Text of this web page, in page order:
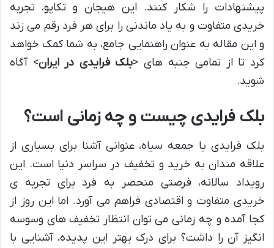
پیشنهادات را شکار کنند. این هیجان و تکاپو، تجربه
خریدی متفاوت و به یاد ماندنی را برای هر فرد رقم می زند
و این مقاله به عنوان راهنمایی جامع، به شما کمک خواهد
کرد تا از تمامی جنبه های <بلک فرایدی در ایران> آگاه
شوید.
بلک فرایدی چیست و چه زمانی است؟
بلک فرایدی یا جمعه سیاه، عنوانی آشنا برای بسیاری از
علاقه مندان به خرید و تخفیف در سراسر دنیا است. این
رویداد سالانه، فرصتی منحصر به فرد برای تجربه ی
خریدی متفاوت و اقتصادی فراهم می آورد. اما این روز از
کجا آمده و چه زمانی می توان انتظار تخفیف های وسوسه
انگیز آن را داشت؟ برای درک بهتر این پدیده، آشنایی با